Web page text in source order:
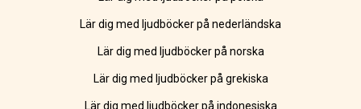
Lär dig med ljudböcker på nederländska
Lär dig med ljudböcker på norska
Lär dig med ljudböcker på grekiska
Lär dig med ljudböcker på indonesiska